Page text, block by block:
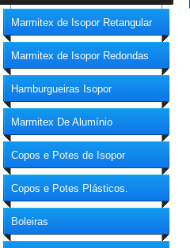
Marmitex de Isopor Retangular
Marmitex de Isopor Redondas
Hamburgueiras Isopor
Marmitex De Alumínio
Copos e Potes de Isopor
Copos e Potes Plásticos.
Boleiras